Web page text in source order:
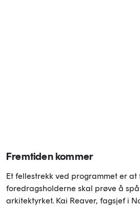
Fremtiden kommer
Et fellestrekk ved programmet er
foredragsholderne skal prøve å
arkitektyrket. Kai Reaver, fagsjef i